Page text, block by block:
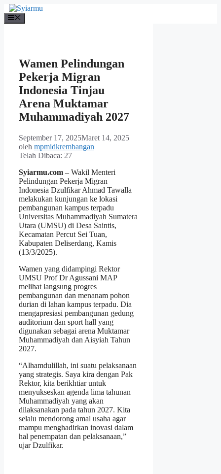
Langsung
ke
isi
Wamen Pelindungan
Pekerja Migran
Indonesia Tinjau
Arena Muktamar
Muhammadiyah 2027
September 17, 2025Maret 14, 2025
oleh mpmidkrembangan
Telah Dibaca: 27
Syiarmu.com – Wakil Menteri
Pelindungan Pekerja Migran
Indonesia Dzulfikar Ahmad Tawalla
melakukan kunjungan ke lokasi
pembangunan kampus terpadu
Universitas Muhammadiyah Sumatera
Utara (UMSU) di Desa Saintis,
Kecamatan Percut Sei Tuan,
Kabupaten Deliserdang, Kamis
(13/3/2025).
Wamen yang didampingi Rektor
UMSU Prof Dr Agussani MAP
melihat langsung progres
pembangunan dan menanam pohon
durian di lahan kampus terpadu. Dia
mengapresiasi pembangunan gedung
auditorium dan sport hall yang
digunakan sebagai arena Muktamar
Muhammadiyah dan Aisyiah Tahun
2027.
“Alhamdulillah, ini suatu pelaksanaan
yang strategis. Saya kira dengan Pak
Rektor, kita berikhtiar untuk
menyukseskan agenda lima tahunan
Muhammadiyah yang akan
dilaksanakan pada tahun 2027. Kita
selalu mendorong amal usaha agar
mampu menghadirkan inovasi dalam
hal penempatan dan pelaksanaan,”
ujar Dzulfikar.